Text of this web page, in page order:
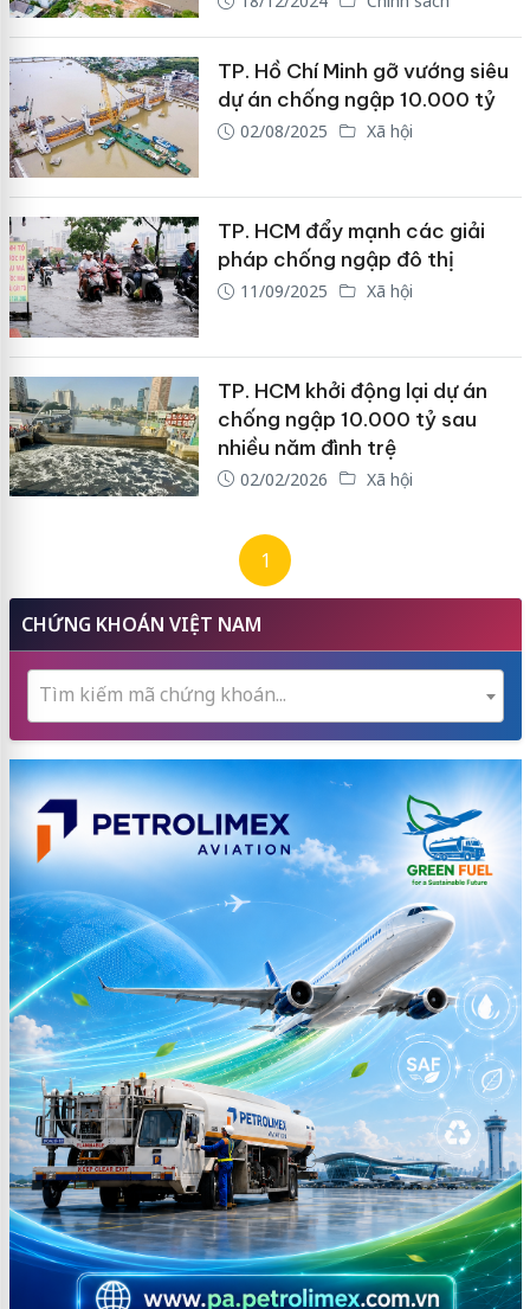
TP. Hồ Chí Minh gỡ vướng siêu
dự án chống ngập 10.000 tỷ
02/08/2025 Xã hội
TP. HCM đẩy mạnh các giải
pháp chống ngập đô thị
11/09/2025 Xã hội
TP. HCM khởi động lại dự án
chống ngập 10.000 tỷ sau
nhiều năm đình trệ
02/02/2026 Xã hội
1
CHỨNG KHOÁN VIỆT NAM
Tìm kiếm mã chứng khoán...